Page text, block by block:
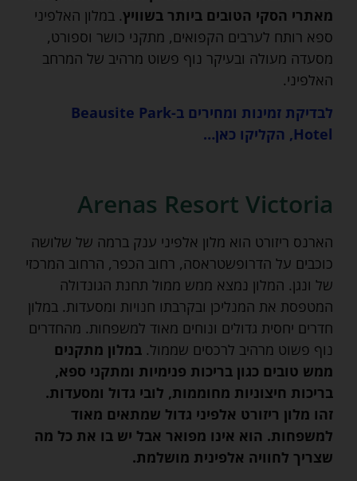
מאתרי הסקי הטובים ביותר בשוויץ. במלון האלפיני
ספא רותח לערבים הקפואים, מתקני כושר וספורט,
מסעדה מעולה ובעיקר נוף פשוט מרהיב של המרחב
האלפיני.
לבדיקת זמינות ומחירים ב-Beausite Park
Hotel, הקליקו כאן…
Arenas Resort Victoria
הארנס ריזורט הוא מלון אלפיני ענק ברמה של שלושה
כוכבים על הדרופשטראסה, רחוב הכפר, הרחוב המרכזי
של ונגן. המלון נמצא ממש ממול תחנת הגונדולה
המטפסת את המנליכן ובקרבתו חנויות ומסעדות. במלון
חדרים יחסית גדולים ונוחים מאוד למשפחות. מהחדרים
נוף פשוט מרהיב לרכסים שממול.במלון מתקנים
ממש טובים כגון בריכות פנימיות ומתקני ספא,
בריכות חיצוניות מחוממות, לובי גדול ומסעדות.
זהו מלון ריזורט אלפיני גדול שמתאים מאוד
למשפחות. הוא אינו מפואר אבל יש בו את כל מה
שצריך לחוויה אלפינית מושלמת.